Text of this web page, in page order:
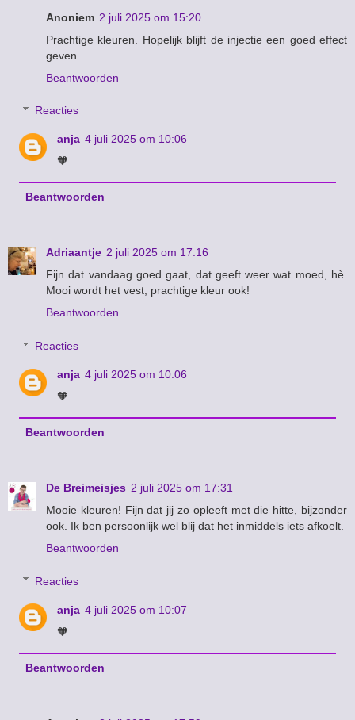
Anoniem 2 juli 2025 om 15:20
Prachtige kleuren. Hopelijk blijft de injectie een goed effect
geven.
Beantwoorden
Reacties
anja 4 juli 2025 om 10:06
🧡
Beantwoorden
Adriaantje 2 juli 2025 om 17:16
Fijn dat vandaag goed gaat, dat geeft weer wat moed, hè.
Mooi wordt het vest, prachtige kleur ook!
Beantwoorden
Reacties
anja 4 juli 2025 om 10:06
🧡
Beantwoorden
De Breimeisjes 2 juli 2025 om 17:31
Mooie kleuren! Fijn dat jij zo opleeft met die hitte, bijzonder
ook. Ik ben persoonlijk wel blij dat het inmiddels iets afkoelt.
Beantwoorden
Reacties
anja 4 juli 2025 om 10:07
🧡
Beantwoorden